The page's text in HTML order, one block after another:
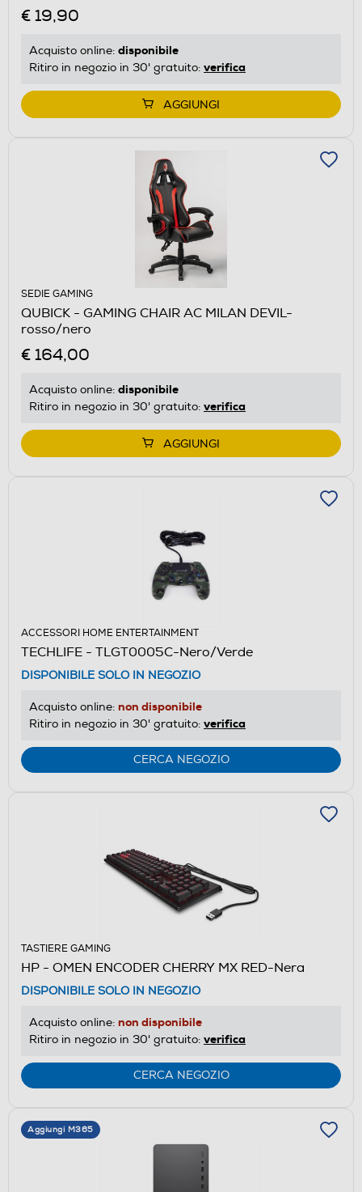
€ 19,90
Acquisto online: disponibile
Ritiro in negozio in 30' gratuito: verifica
AGGIUNGI
SEDIE GAMING
QUBICK - GAMING CHAIR AC MILAN DEVIL-
rosso/nero
€ 164,00
Acquisto online: disponibile
Ritiro in negozio in 30' gratuito: verifica
AGGIUNGI
ACCESSORI HOME ENTERTAINMENT
TECHLIFE - TLGT0005C-Nero/Verde
DISPONIBILE SOLO IN NEGOZIO
Acquisto online: non disponibile
Ritiro in negozio in 30' gratuito: verifica
CERCA NEGOZIO
TASTIERE GAMING
HP - OMEN ENCODER CHERRY MX RED-Nera
DISPONIBILE SOLO IN NEGOZIO
Acquisto online: non disponibile
Ritiro in negozio in 30' gratuito: verifica
CERCA NEGOZIO
Aggiungi M365